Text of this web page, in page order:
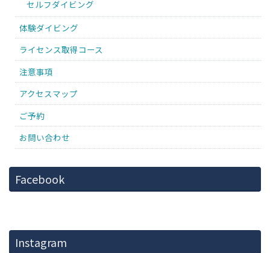
セルフダイビング
体験ダイビング
ライセンス取得コース
注意事項
アクセスマップ
ご予約
お問い合わせ
Facebook
Instagram